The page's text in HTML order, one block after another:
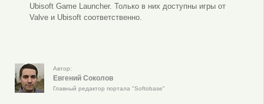
Ubisoft Game Launcher. Только в них доступны игры от
Valve и Ubisoft соответственно.
Автор:
Евгений Соколов
Главный редактор портала "Softobase"